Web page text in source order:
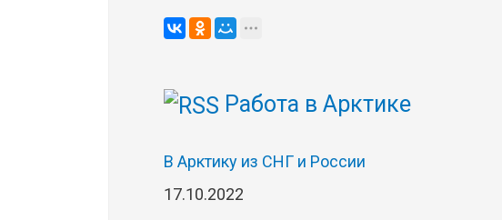
Работа в Арктике
В Арктику из СНГ и России
17.10.2022